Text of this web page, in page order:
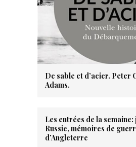
De sable et d’acier. Peter
Adams.
Les entrées de la
Russie, mémoires de
d’Angleterre